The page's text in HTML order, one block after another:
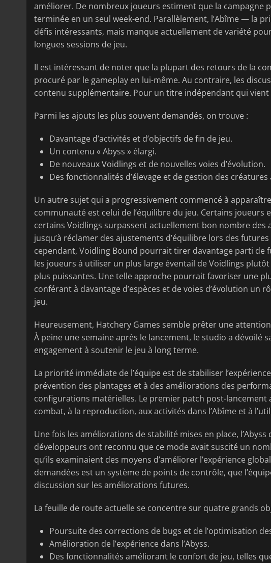
améliorer. De nombreux joueurs estiment que la
terminée en un seul week-end. Parallèlement, l’Abîme — la
défis intéressants, mais manque actuellement de variété
longues sessions de jeu.
Il est intéressant de noter que la plupart des retours de la
procuré par le gameplay en lui-même. Au contraire, les
contenu supplémentaire. Pour un titre indépendant qui
Parmi les ajouts les plus souvent demandés, on trouve :
Davantage d’activités et d’objectifs de fin de jeu.
Un contenu « Abyss » élargi.
De nouveaux Voidlings et de nouvelles voies d’évolution.
Des fonctionnalités d’élevage et de gestion des créatures
Un autre sujet qui a progressivement commencé à
communauté est celui de l’équilibre du jeu. Certains
certains Voidlings surpassent actuellement bon nombre
jusqu’à réclamer des ajustements d’équilibre lors des
cependant, Voidling Bound pourrait tirer davantage parti de
les joueurs à utiliser un plus large éventail de Voidlings
plus puissantes. Une telle approche pourrait favoriser une
conférant à davantage d’espèces et de voies d’évolution un
jeu.
Heureusement, Hatchery Games semble prêter une
À peine une semaine après le lancement, le studio a dévoilé
engagement à soutenir le jeu à long terme.
La priorité immédiate de l’équipe est de stabiliser
prévention des plantages et à des améliorations des
configurations matérielles. Le premier patch post-
combat, à la reproduction, aux activités dans l’Abîme et à
Une fois les améliorations de stabilité mises en place,
développeurs ont reconnu que ce mode avait suscité un
qu’ils examinaient des moyens d’améliorer l’expérience
demandées est un système de points de contrôle, que
discussion sur les améliorations futures.
La feuille de route actuelle se concentre sur quatre grands
Poursuite des corrections de bugs et de l’optimisation
Amélioration de l’expérience dans l’Abyss.
Des fonctionnalités améliorant le confort de jeu, telles